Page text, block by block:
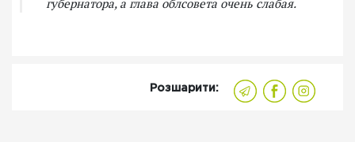
губернатора, а глава облсовета очень слабая.
Розшарити: